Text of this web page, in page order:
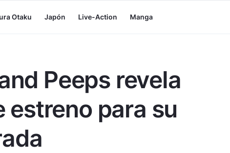
Otaku Japón Live-Action Manga
Peeps revela
estreno para su